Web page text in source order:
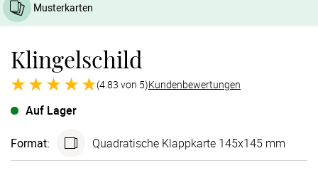
Musterkarten
Klingelschild
(4.83 von 5)Kundenbewertungen
Auf Lager
Format: Quadra­tische Klappkarte 145x145 mm